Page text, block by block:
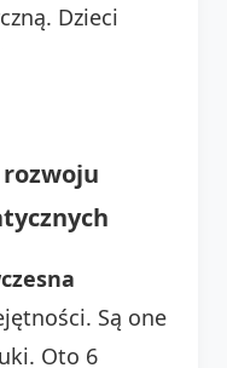
Dzieci
Są one
Oto 6